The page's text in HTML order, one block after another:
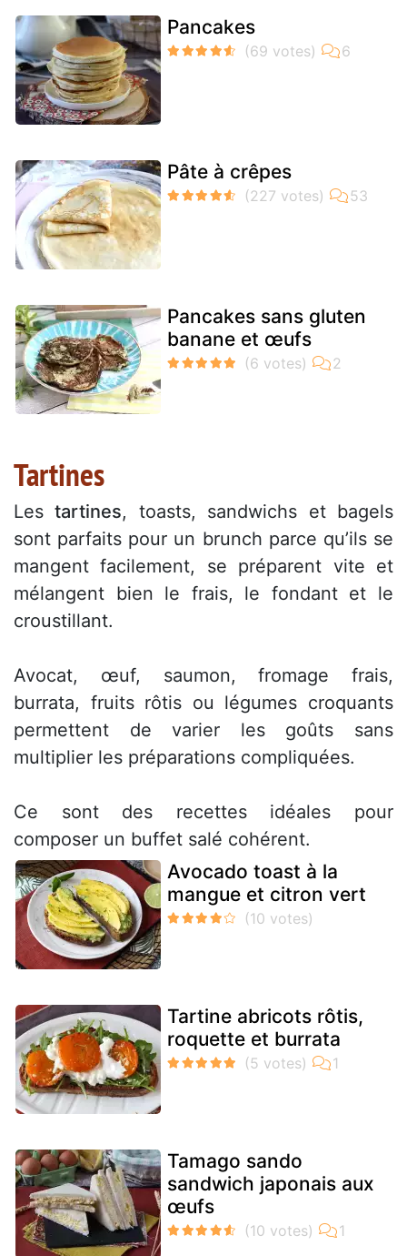
Pancakes
Pâte à crêpes
Pancakes sans gluten
banane et œufs
Tartines
Lestartines, toasts, sandwichs et bagels
sont parfaits pour un brunch parce qu’ils se
mangent facilement, se préparent vite et
mélangent bien le frais, le fondant et le
croustillant.
Avocat, œuf, saumon, fromage frais,
burrata, fruits rôtis ou légumes croquants
permettent de varier les goûts sans
multiplier les préparations compliquées.
Ce sont des recettes idéales pour
composer un buffet salé cohérent.
Avocado toast à la
mangue et citron vert
Tartine abricots rôtis,
roquette et burrata
Tamago sando
sandwich japonais aux
œufs